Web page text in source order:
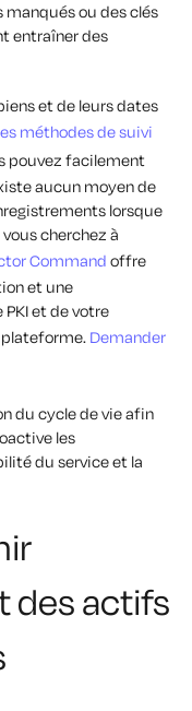
ou des clés
entraîner des
et de leurs dates
méthodes de suivi
pouvez facilement
aucun moyen de
lorsque
cherchez à
Command offre
et une
et de votre
Demander
du cycle de vie afin
les
du service et la
des actifs